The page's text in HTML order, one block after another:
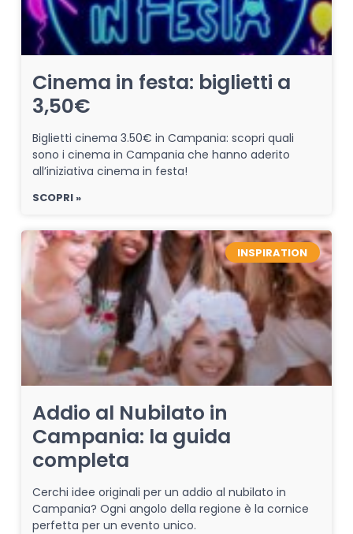
Cinema in festa: biglietti a
3,50€
Biglietti cinema 3.50€ in Campania: scopri quali
sono i cinema in Campania che hanno aderito
all’iniziativa cinema in festa!
SCOPRI »
INSPIRATION
Addio al Nubilato in
Campania: la guida
completa
Cerchi idee originali per un addio al nubilato in
Campania? Ogni angolo della regione è la cornice
perfetta per un evento unico.